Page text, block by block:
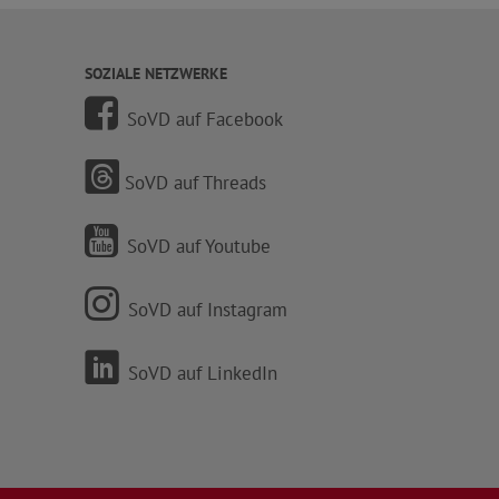
SOZIALE NETZWERKE
SoVD auf Facebook
SoVD auf Threads
SoVD auf Youtube
SoVD auf Instagram
SoVD auf LinkedIn